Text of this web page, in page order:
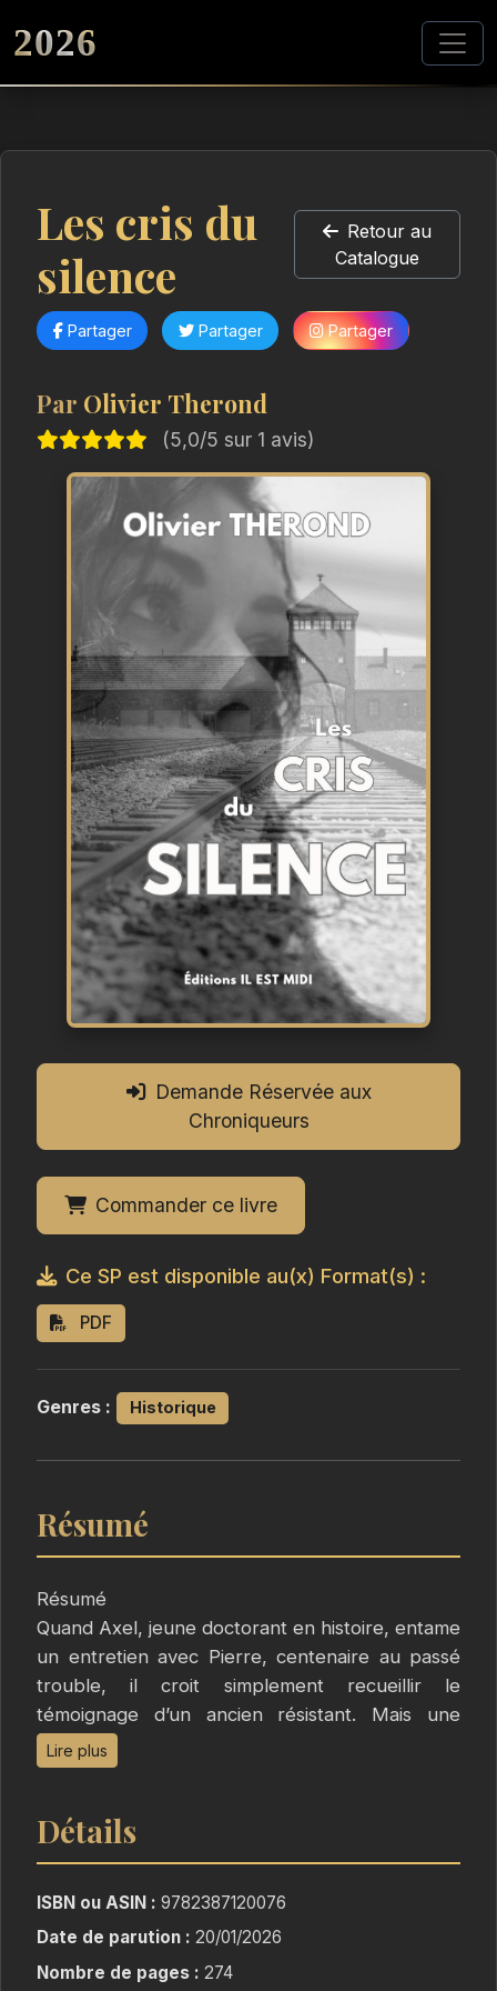
2026
Les cris du
silence
Retour au
Catalogue
Partager Partager Partager
Par Olivier Therond
(5,0/5 sur 1 avis)
Demande Réservée aux
Chroniqueurs
Commander ce livre
Ce SP est disponible au(x) Format(s) :
PDF
Genres : Historique
Résumé
Résumé
Quand Axel, jeune doctorant en histoire, entame
un entretien avec Pierre, centenaire au passé
trouble, il croit simplement recueillir le
témoignage d’un ancien résistant. Mais une
ombre plane sur le récit : celle de Sarah, une
jeune femme rencontrée à Birkenau, puis
Bouleversé par cette histoire inachevée, Axel se
lance dans une quête pour retrouver la trace
Ce voyage dans le temps devient peu à peu
une exploration de ses propres failles. Et ce
qu’Axel déterre changera à jamais le destin de
Lire plus
Détails
ISBN ou ASIN : 9782387120076
Date de parution : 20/01/2026
Nombre de pages : 274